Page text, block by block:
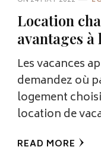
Location
avantages à
Les vacances
demandez où
logement
location de
READ MORE